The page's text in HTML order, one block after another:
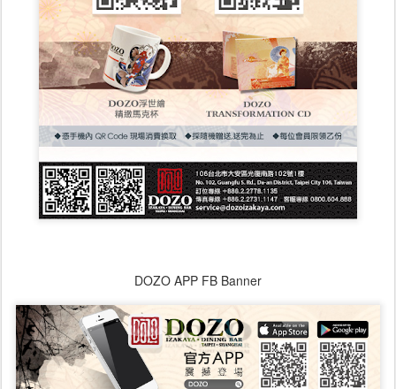
DOZO APP FB Banner